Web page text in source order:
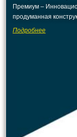
Премиум –
продуманная
Подробнее